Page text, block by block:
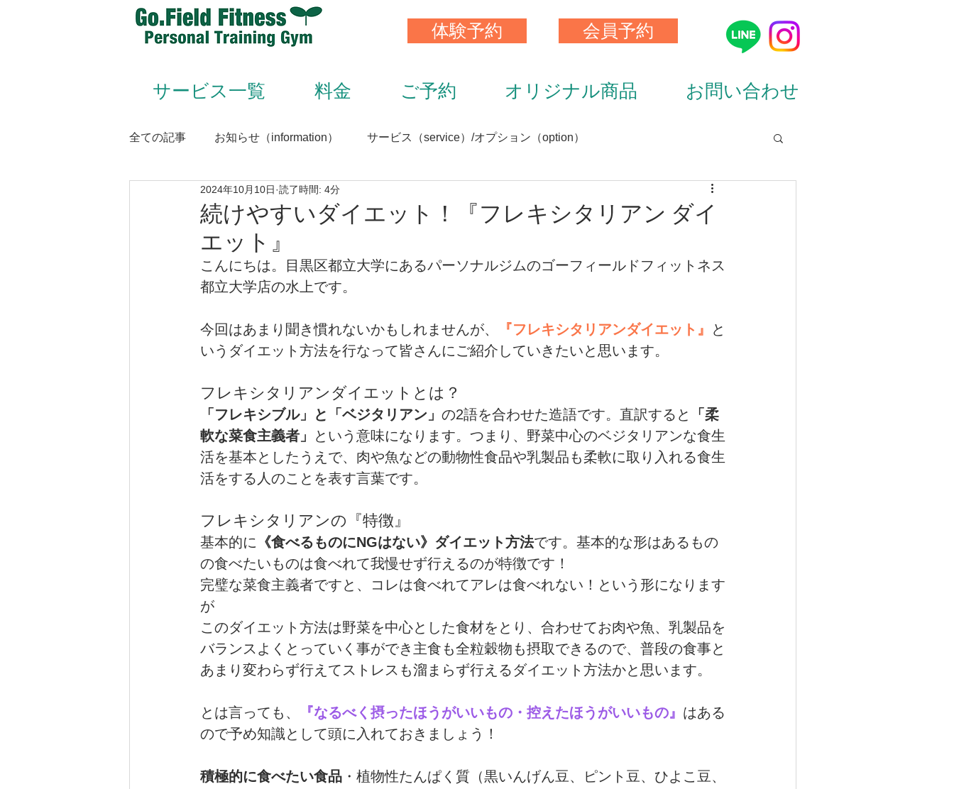
体験予約 会員予約
サービス一覧 料金 ご予約 オリジナル商品 お問い合わせ
全ての記事 お知らせ（information） サービス（service）/オプション（option）
Animal Flow（アニマルフロー）
Conditioning＆Mentenance
続けやすいダイエット！『フレキシタリアン ダイ
エット』
2024年10月10日 読了時間: 4分
こんにちは。目黒区都立大学にあるパーソナルジムのゴーフィールドフィットネス
都立大学店の水上です。
今回はあまり聞き慣れないかもしれませんが、 『フレキシタリアンダイエット』
と
いうダイエット方法を行なって皆さんにご紹介していきたいと思います。
フレキシタリアンダイエットとは？
「フレキシブル」と「ベジタリアン」 の2語を合わせた造語です。直訳すると
「柔
軟な菜食主義者」
という意味になります。つまり、野菜中心のベジタリアンな食生
活を基本としたうえで、肉や魚などの動物性食品や乳製品も柔軟に取り入れる食生
活をする人のことを表す言葉です。
フレキシタリアンの『特徴』
基本的に 《食べるものにNGはない》ダイエット方法です。基本的な形はあるもの
の食べたいものは食べれて我慢せず行えるのが特徴です！
完璧な菜食主義者ですと、コレは食べれてアレは食べれない！という形になります
が
このダイエット方法は野菜を中心とした食材をとり、合わせてお肉や魚、乳製品を
バランスよくとっていく事ができ主食も全粒穀物も摂取できるので、普段の食事と
あまり変わらず行えてストレスも溜まらず行えるダイエット方法かと思います。
とは言っても、 『なるべく摂ったほうがいいもの・控えたほうがいいもの』 はある
ので予め知識として頭に入れておきましょう！
積極的に食べたい食品 ・植物性たんぱく質（黒いんげん豆、ピント豆、ひよこ豆、